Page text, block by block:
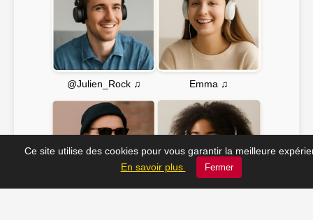
@Julien_Rock ♫ Emma ♫
Ce site utilise des cookies pour vous garantir la meilleure
En savoir plus
Fermer